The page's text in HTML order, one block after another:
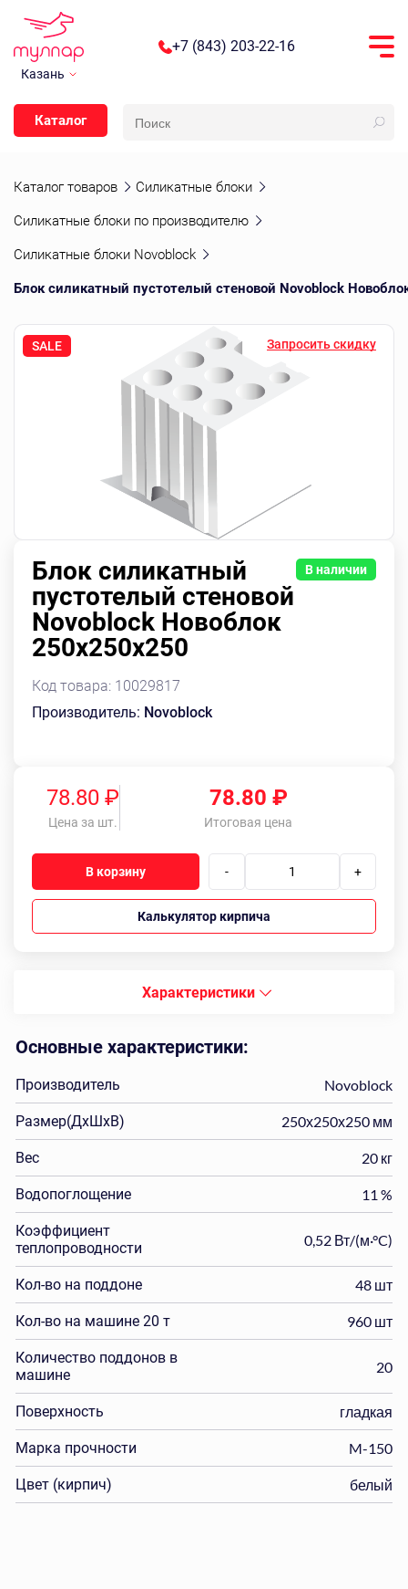
Казань
+7 (843) 203-22-16
Каталог
Каталог товаров Силикатные блоки
Силикатные блоки по производителю
Силикатные блоки Novoblock
Блок силикатный пустотелый стеновой Novoblock
Запросить скидку
Блок силикатный
пустотелый стеновой
Novoblock Новоблок
250х250х250
В наличии
Код товара: 10029817
Производитель: Novoblock
78.80 ₽
Цена за шт.
78.80 ₽
Итоговая цена
В корзину - +
Калькулятор кирпича
Характеристики
Основные характеристики:
Производитель Novoblock
Размер(ДхШхВ) 250х250х250 мм
Вес 20 кг
Водопоглощение 11 %
Коэффициент
теплопроводности
0,52 Вт/(м·°C)
Кол-во на поддоне 48 шт
Кол-во на машине 20 т 960 шт
Количество поддонов в
машине
20
Поверхность гладкая
Марка прочности M-150
Цвет (кирпич) белый